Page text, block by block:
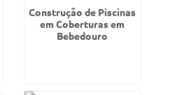
Construção de Piscinas
em Coberturas em
Bebedouro